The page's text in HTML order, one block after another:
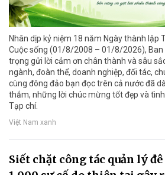
Nhân dịp kỷ niệm 18 năm Ngày thành lập
Cuộc sống (01/8/2008 – 01/8/2026), Ban
trọng gửi lời cảm ơn chân thành và sâu
ngành, đoàn thể, doanh nghiệp, đối tác,
cùng đông đảo bạn đọc trên cả nước đã
thắm, những lời chúc mừng tốt đẹp và
Tạp chí.
Việt Nam xanh
Siết chặt công tác quản lý đê